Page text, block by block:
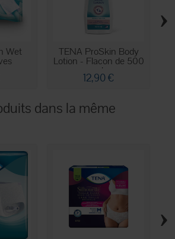
Wet TENA ProSkin Body
Lotion - Flacon de 500
ml
12,90 €
›
dans la même
›